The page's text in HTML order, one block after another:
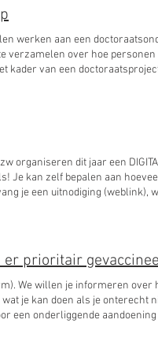
werken aan een
verzamelen over hoe
kader van een
krijgen enkele dagen op
maximaal 5 deelnemers per
om enkele demografische
organiseren dit jaar een
Je kan zelf bepalen aan
je een uitnodiging (weblink),
het programma:
er prioritair
We willen je informeren over
je kan doen als je onterecht